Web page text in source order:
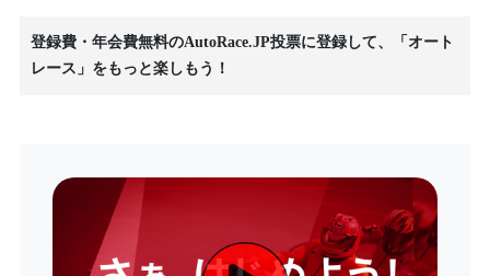
登録費・年会費無料のAutoRace.JP投票に登録して、「オート
レース」をもっと楽しもう！